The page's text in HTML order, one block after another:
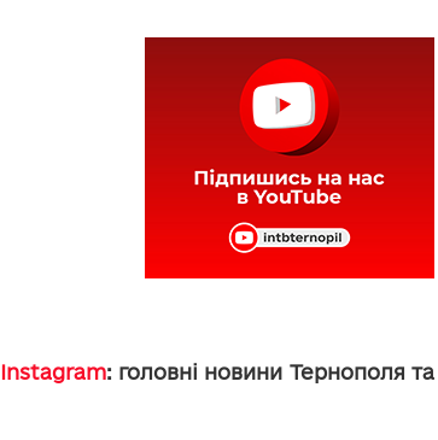
Instagram: головні новини Тернополя та